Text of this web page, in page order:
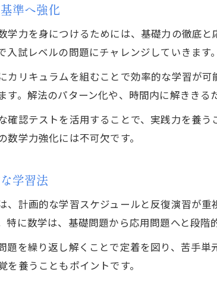
塾のサポートで北陸高校基
塾利用で北陸高校合格ラ
高校生が数学を強化できる塾活
考学理数塾で身につく数
受験で結果を出す坂井市の学
準へ強化
学力を身につけるためには、基礎力の徹底
試レベルの問題にチャレンジしていきます。
カリキュラムを組むことで効率的な学習が
。解法のパターン化や、時間内に解ききる
確認テストを活用することで、実践力を養
学力強化には不可欠です。
学習法
、計画的な学習スケジュールと反復演習が
に数学は、基礎問題から応用問題へと段階
題を繰り返し解くことで定着を図り、苦手
養うこともポイントです。